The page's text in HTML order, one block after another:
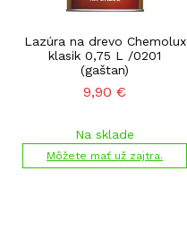
Lazúra na drevo Chemolux
klasik 0,75 L /0201
(gaštan)
9,90 €
Na sklade
Môžete mať už zajtra.